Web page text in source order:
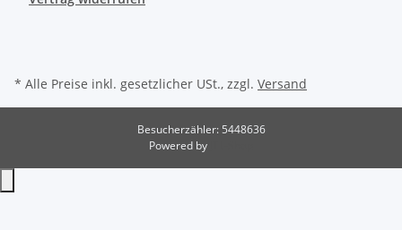
* Alle Preise inkl. gesetzlicher USt., zzgl. Versand
Besucherzähler: 5448636
Powered by